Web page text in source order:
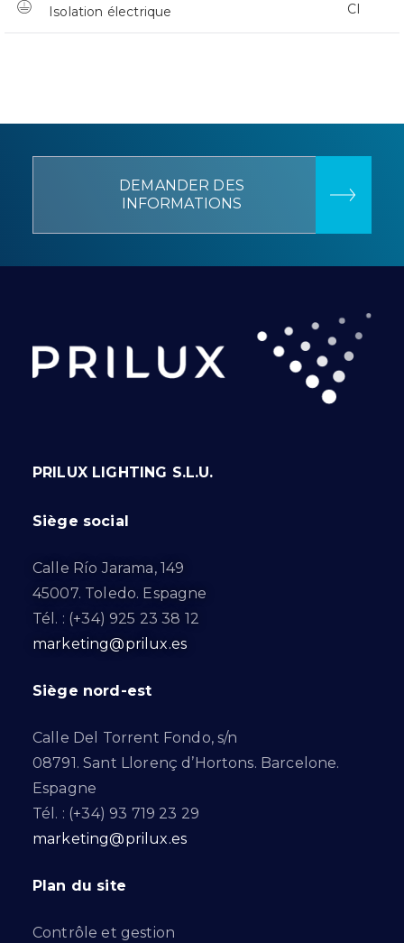
Isolation électrique CI
DEMANDER DES
INFORMATIONS
PRILUX LIGHTING S.L.U.
Siège social
Calle Río Jarama, 149
45007. Toledo. Espagne
Tél. : (+34) 925 23 38 12
marketing@prilux.es
Siège nord-est
Calle Del Torrent Fondo, s/n
08791. Sant Llorenç d’Hortons. Barcelone.
Espagne
Tél. : (+34) 93 719 23 29
marketing@prilux.es
Plan du site
Contrôle et gestion